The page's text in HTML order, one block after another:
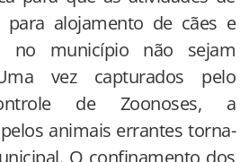
para alojamento de cães e
no município não sejam
vez capturados pelo
de Zoonoses, a
animais errantes torna-